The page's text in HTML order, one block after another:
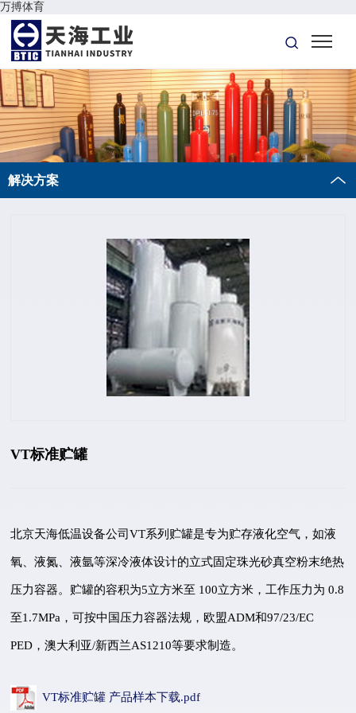
万搏体育
解决方案
VT标准贮罐
北京天海低温设备公司VT系列贮罐是专为贮存液化空气，如液
氧、液氮、液氩等深冷液体设计的立式固定珠光砂真空粉末绝热
压力容器。贮罐的容积为5立方米至 100立方米，工作压力为 0.8
至1.7MPa，可按中国压力容器法规，欧盟ADM和97/23/EC
PED，澳大利亚/新西兰AS1210等要求制造。
VT标准贮罐 产品样本下载.pdf